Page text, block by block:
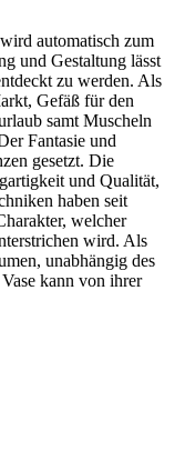
automatisch zum
und Gestaltung lässt
zu werden. Als
Gefäß für den
samt Muscheln
Fantasie und
gesetzt. Die
und Qualität,
haben seit
welcher
wird. Als
unabhängig des
kann von ihrer